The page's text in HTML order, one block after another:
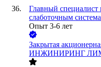
Главный специалист
слаботочным
Опыт 3-6 лет
Закрытая
ИНЖИНИРИНГ